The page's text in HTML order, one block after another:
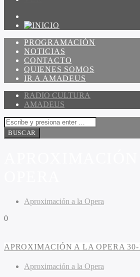
PROGRAMACIÓN
NOTICIAS
CONTACTO
QUIENES SOMOS
IR A AMADEUS
RADIO CULTURA
AMADEUS
Aproximación a la Opera
0
APROXIMACIÓN A LA OPERA 30-
Aproximación a la Opera